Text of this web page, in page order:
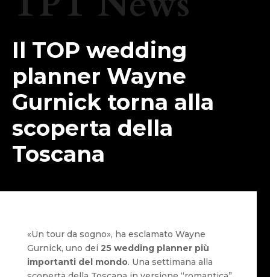
Il TOP wedding
planner Wayne
Gurnick torna alla
scoperta della
Toscana
«Un tour da sogno», ha esclamato Wayne
Gurnick, uno dei 25 wedding planner più
importanti del mondo. Una settimana alla